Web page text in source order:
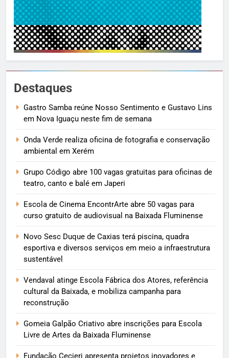
Destaques
Gastro Samba reúne Nosso Sentimento e Gustavo Lins
em Nova Iguaçu neste fim de semana
Onda Verde realiza oficina de fotografia e conservação
ambiental em Xerém
Grupo Código abre 100 vagas gratuitas para oficinas de
teatro, canto e balé em Japeri
Escola de Cinema EncontrArte abre 50 vagas para
curso gratuito de audiovisual na Baixada Fluminense
Novo Sesc Duque de Caxias terá piscina, quadra
esportiva e diversos serviços em meio a infraestrutura
sustentável
Vendaval atinge Escola Fábrica dos Atores, referência
cultural da Baixada, e mobiliza campanha para
reconstrução
Gomeia Galpão Criativo abre inscrições para Escola
Livre de Artes da Baixada Fluminense